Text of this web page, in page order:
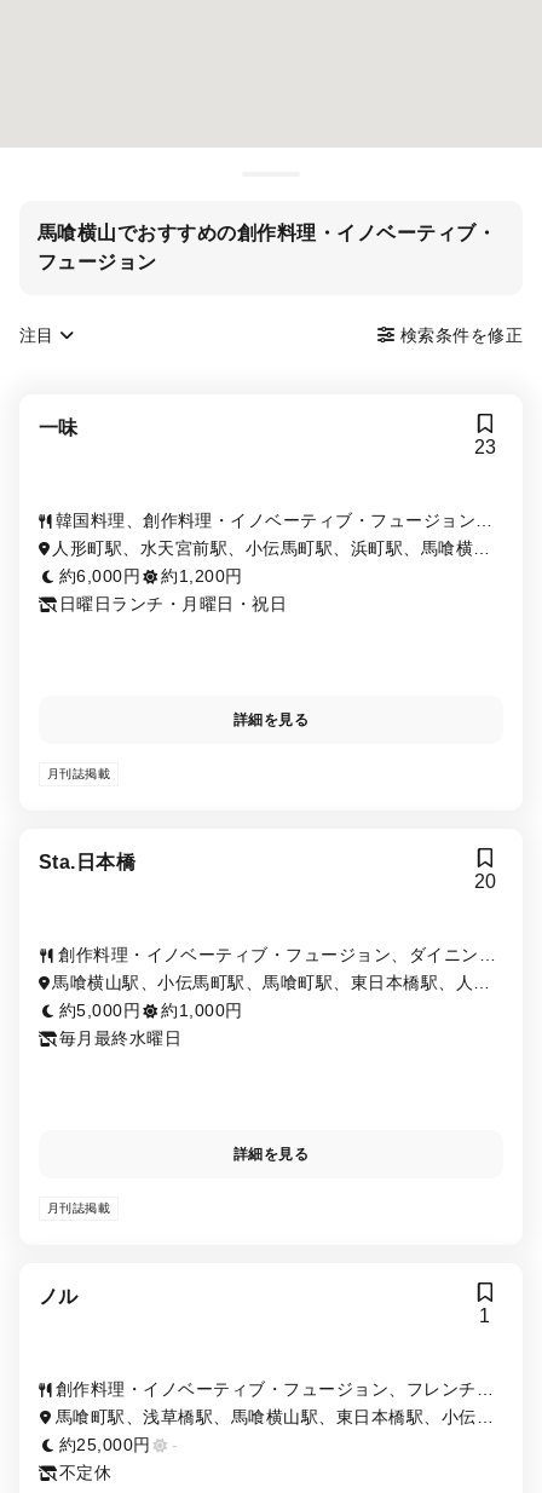
馬喰横山でおすすめの創作料理・イノベーティブ・
フュージョン
注目 検索条件を修正
一味
23
韓国料理、創作料理・イノベーティブ・フュージョン、
海鮮・シーフード
人形町駅、水天宮前駅、小伝馬町駅、浜町駅、馬喰横山
駅、茅場町駅、三越前駅、東日本橋駅
約6,000円
約1,200円
日曜日ランチ・月曜日・祝日
詳細を見る
月刊誌掲載
Sta.日本橋
20
創作料理・イノベーティブ・フュージョン、ダイニング
バー
馬喰横山駅、小伝馬町駅、馬喰町駅、東日本橋駅、人形
町駅、浜町駅、岩本町駅、浅草橋駅、新日本橋駅
約5,000円
約1,000円
毎月最終水曜日
詳細を見る
月刊誌掲載
ノル
1
創作料理・イノベーティブ・フュージョン、フレンチ
（フランス料理）
馬喰町駅、浅草橋駅、馬喰横山駅、東日本橋駅、小伝馬
町駅、岩本町駅
約25,000円
-
不定休